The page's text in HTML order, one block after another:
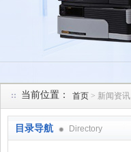
当前位置： 首页 > 新闻资讯
目录导航 Directory